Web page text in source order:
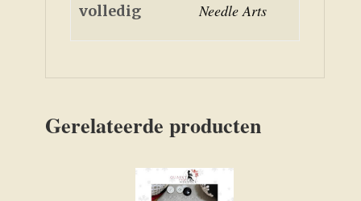
volledig
Needle Arts
Gerelateerde producten